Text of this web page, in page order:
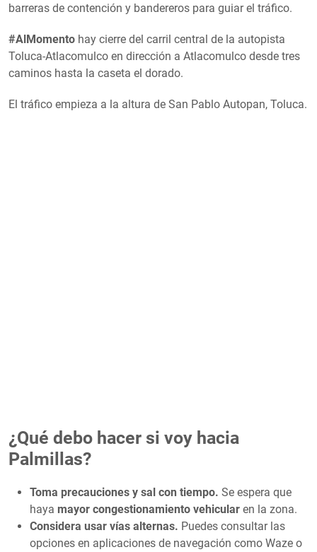
barreras de contención y bandereros para guiar el tráfico.
#AlMomento hay cierre del carril central de la autopista
Toluca-Atlacomulco en dirección a Atlacomulco desde tres
caminos hasta la caseta el dorado.
El tráfico empieza a la altura de San Pablo Autopan, Toluca.
¿Qué debo hacer si voy hacia
Palmillas?
Toma precauciones y sal con tiempo. Se espera que
haya mayor congestionamiento vehicular en la zona.
Considera usar vías alternas. Puedes consultar las
opciones en aplicaciones de navegación como Waze o